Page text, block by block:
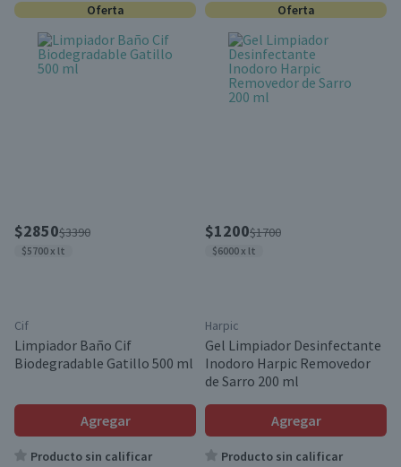
Oferta
$2850$3390
$5700 x lt
Cif
Limpiador Baño Cif
Biodegradable Gatillo 500 ml
Agregar
Producto sin calificar
Oferta
$1200$1700
$6000 x lt
Harpic
Gel Limpiador Desinfectante
Inodoro Harpic Removedor
de Sarro 200 ml
Agregar
Producto sin calificar